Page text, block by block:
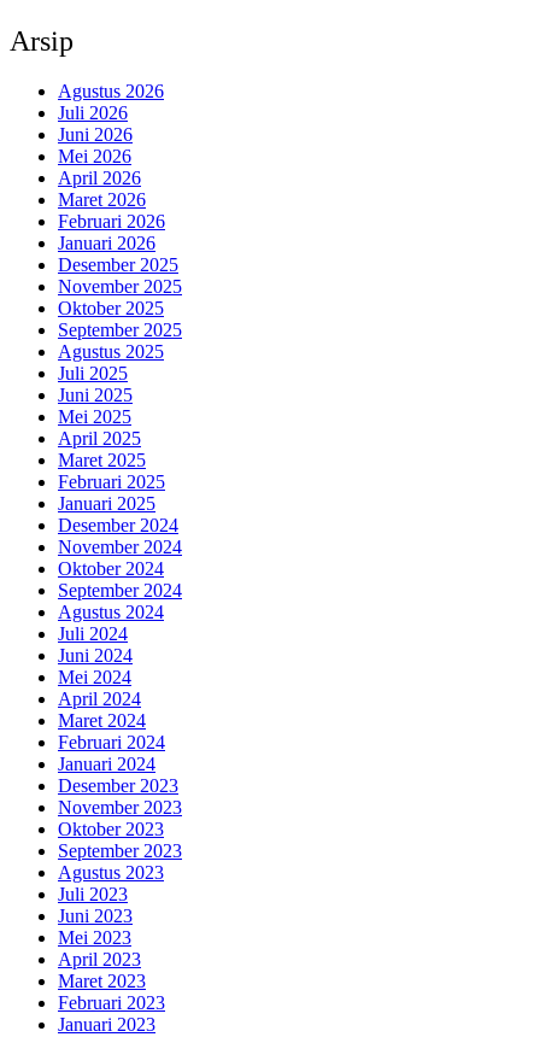
Arsip
Agustus 2026
Juli 2026
Juni 2026
Mei 2026
April 2026
Maret 2026
Februari 2026
Januari 2026
Desember 2025
November 2025
Oktober 2025
September 2025
Agustus 2025
Juli 2025
Juni 2025
Mei 2025
April 2025
Maret 2025
Februari 2025
Januari 2025
Desember 2024
November 2024
Oktober 2024
September 2024
Agustus 2024
Juli 2024
Juni 2024
Mei 2024
April 2024
Maret 2024
Februari 2024
Januari 2024
Desember 2023
November 2023
Oktober 2023
September 2023
Agustus 2023
Juli 2023
Juni 2023
Mei 2023
April 2023
Maret 2023
Februari 2023
Januari 2023